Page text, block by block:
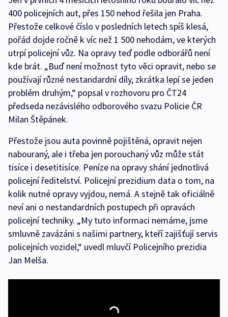
400 policejních aut, přes 150 nehod řešila jen Praha.
Přestože celkové číslo v posledních letech spíš klesá,
pořád dojde ročně k víc než 1 500 nehodám, ve kterých
utrpí policejní vůz. Na opravy teď podle odborářů není
kde brát. „Buď není možnost tyto věci opravit, nebo se
používají různé nestandardní díly, zkrátka lepí se jeden
problém druhým,“ popsal v rozhovoru pro ČT24
předseda nezávislého odborového svazu Policie ČR
Milan Štěpánek.
Přestože jsou auta povinně pojištěná, opravit nejen
nabouraný, ale i třeba jen porouchaný vůz může stát
tisíce i desetitisíce. Peníze na opravy shání jednotlivá
policejní ředitelství. Policejní prezidium data o tom, na
kolik nutné opravy vyjdou, nemá. A stejně tak oficiálně
neví ani o nestandardních postupech při opravách
policejní techniky. „My tuto informaci nemáme, jsme
smluvně zavázáni s našimi partnery, kteří zajišťují servis
policejních vozidel,“ uvedl mluvčí Policejního prezidia
Jan Melša.